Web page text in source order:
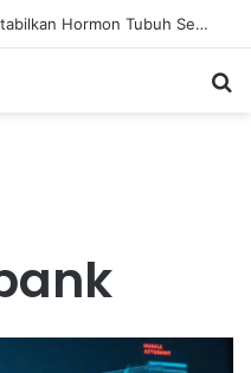
Nutrisi Seimbang untuk Menstabilkan Hormon Tubuh Secara Alami dan Aman Setiap Hari